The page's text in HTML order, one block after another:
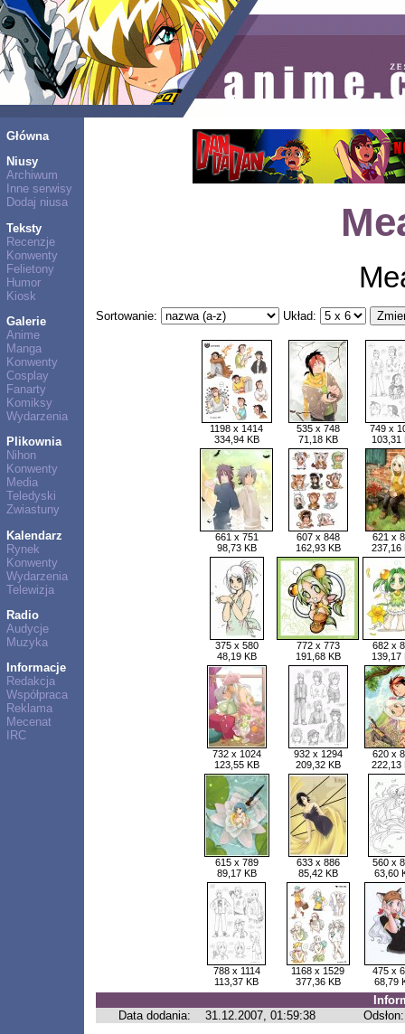
Główna
Niusy
Archiwum
Inne serwisy
Dodaj niusa
Teksty
Recenzje
Konwenty
Felietony
Humor
Kiosk
Galerie
Anime
Manga
Konwenty
Cosplay
Fanarty
Komiksy
Wydarzenia
Plikownia
Nihon
Konwenty
Media
Teledyski
Zwiastuny
Kalendarz
Rynek
Konwenty
Wydarzenia
Telewizja
Radio
Audycje
Muzyka
Informacje
Redakcja
Współpraca
Reklama
Mecenat
IRC
Sortowanie: Układ:
1198 x 1414
334,94 KB
535 x 748
71,18 KB
749 x
103,31
661 x 751
98,73 KB
607 x 848
162,93 KB
621 x
237,16
375 x 580
48,19 KB
772 x 773
191,68 KB
682 x
139,17
732 x 1024
123,55 KB
932 x 1294
209,32 KB
620 x
222,13
615 x 789
89,17 KB
633 x 886
85,42 KB
560 x
63,60
788 x 1114
113,37 KB
1168 x 1529
377,36 KB
475 x
68,79
Data dodania:
31.12.2007, 01:59:38 Odsłon: